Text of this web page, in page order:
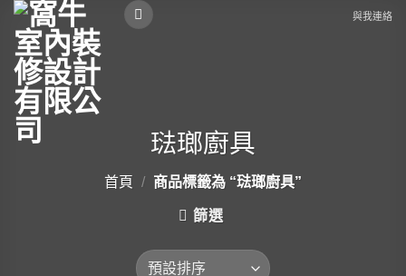
Skip
content
與我連絡
琺瑯廚具
首頁 / 商品標籤為 “琺瑯廚具”
篩選